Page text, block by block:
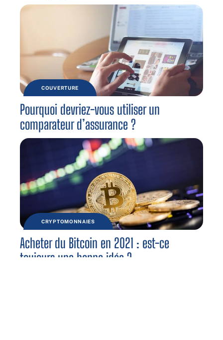
COUVERTURE
Pourquoi devriez-vous utiliser un
comparateur d’assurance ?
CRYPTOMONNAIES
Acheter du Bitcoin en 2021 : est-ce
toujours une bonne idée ?